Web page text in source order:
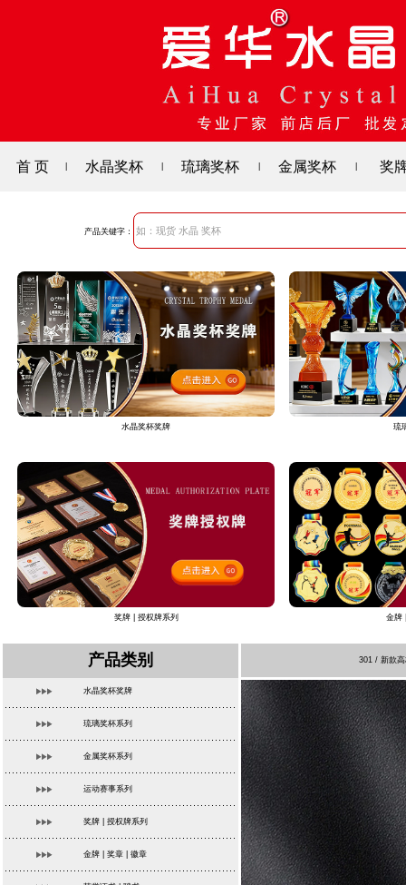
首 页 水晶奖杯 琉璃奖杯 金属奖杯 奖
产品关键字：
水晶奖杯奖牌 琉
奖牌 | 授权牌系列 金牌
产品类别
水晶奖杯奖牌
琉璃奖杯系列
金属奖杯系列
运动赛事系列
奖牌 | 授权牌系列
金牌 | 奖章 | 徽章
301 / 新款高